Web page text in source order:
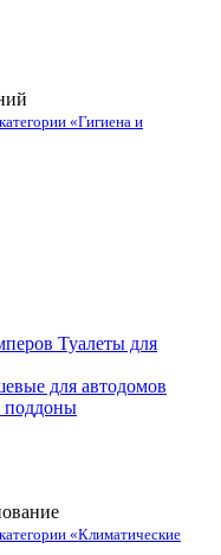
«Гигиена и
Туалеты для
для автодомов
«Климатические